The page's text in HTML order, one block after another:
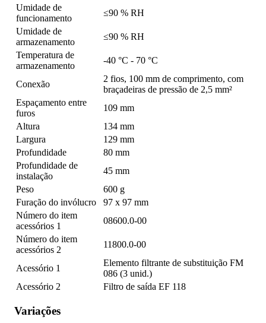
Umidade de
funcionamento
≤90 % RH
Umidade de
armazenamento
≤90 % RH
Temperatura de
armazenamento
-40 °C - 70 °C
Conexão
2 fios, 100 mm de comprimento, com
braçadeiras de pressão de 2,5 mm²
Espaçamento entre
furos
109 mm
Altura
134 mm
Largura
129 mm
Profundidade
80 mm
Profundidade de
instalação
45 mm
Peso
600 g
Furação do invólucro
97 x 97 mm
Número do item
acessórios 1
08600.0-00
Número do item
acessórios 2
11800.0-00
Acessório 1
Elemento filtrante de substituição FM
086 (3 unid.)
Acessório 2
Filtro de saída EF 118
Variações